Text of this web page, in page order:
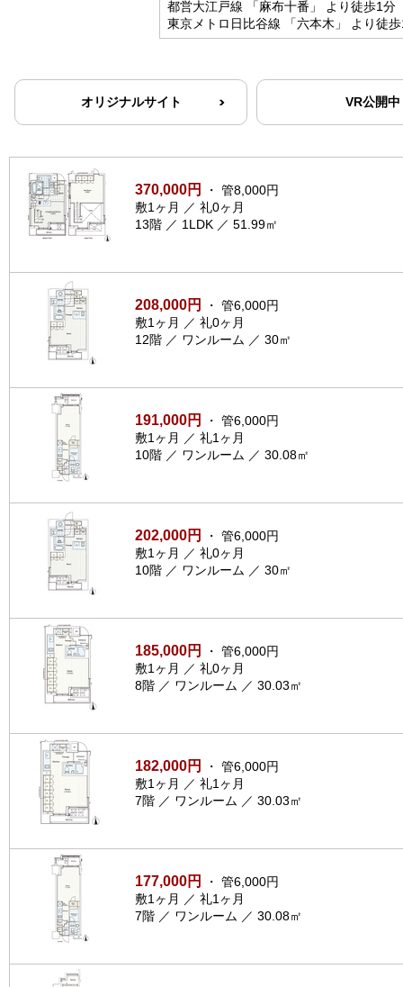
都営大江戸線 「麻布十番」 より徒歩1分
東京メトロ日比谷線 「六本木」 より徒
オリジナルサイト VR公開中
370,000円
・ 管8,000円
敷1ヶ月 ／ 礼0ヶ月
13階 ／ 1LDK ／ 51.99㎡
208,000円
・ 管6,000円
敷1ヶ月 ／ 礼0ヶ月
12階 ／ ワンルーム ／ 30㎡
191,000円
・ 管6,000円
敷1ヶ月 ／ 礼1ヶ月
10階 ／ ワンルーム ／ 30.08㎡
202,000円
・ 管6,000円
敷1ヶ月 ／ 礼0ヶ月
10階 ／ ワンルーム ／ 30㎡
185,000円
・ 管6,000円
敷1ヶ月 ／ 礼0ヶ月
8階 ／ ワンルーム ／ 30.03㎡
182,000円
・ 管6,000円
敷1ヶ月 ／ 礼1ヶ月
7階 ／ ワンルーム ／ 30.03㎡
177,000円
・ 管6,000円
敷1ヶ月 ／ 礼1ヶ月
7階 ／ ワンルーム ／ 30.08㎡